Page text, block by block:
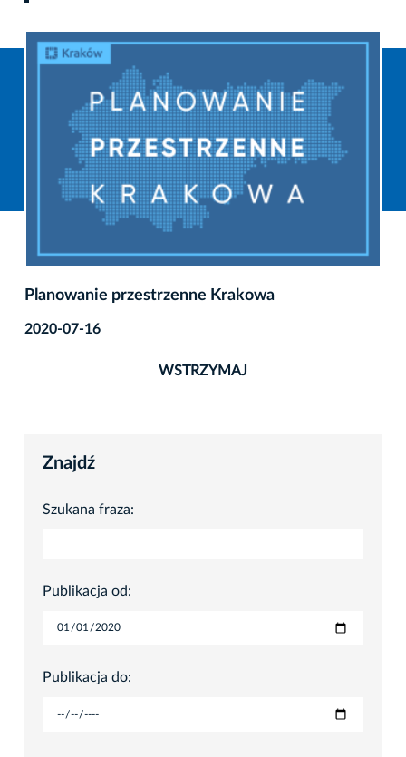
Planowanie przestrzenne Krakowa
2020-07-16
WSTRZYMAJ
Znajdź
Szukana fraza:
Publikacja od:
Publikacja do: